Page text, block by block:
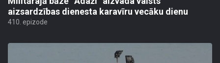
aizsardzības dienesta karavīru vecāku dienu
410. epizode